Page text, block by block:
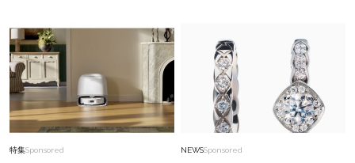
特集Sponsored NEWSSponsored